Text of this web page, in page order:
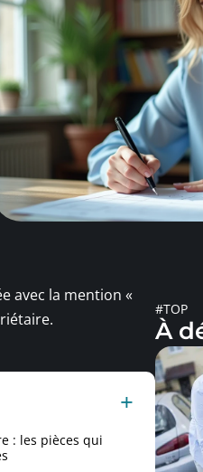
avec la mention «
: les pièces qui
#TOP
À